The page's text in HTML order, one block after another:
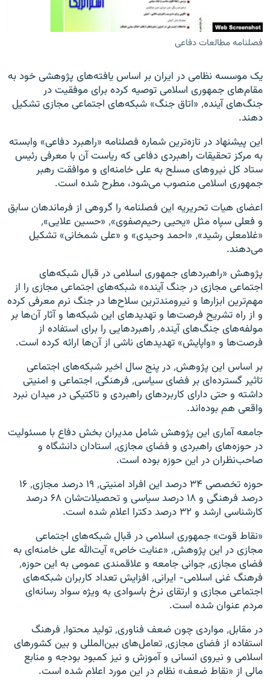
زبان‌های دیگر
فصلنامه مطالعات دفاعی
یک موسسه نظامی در ایران بر اساس یافته‌های پژوهشی خود به
مقام‌های جمهوری اسلامی توصیه کرده برای موفقیت در
جنگ‌های آینده٬ «اتاق جنگ» شبکه‌های اجتماعی مجازی تشکیل
دهند.
این پیشنهاد در تازه‌ترین شماره فصلنامه «راهبرد دفاعی» وابسته
به مرکز تحقیقات راهبردی دفاعی که ریاست آن با معرفی رئیس
ستاد کل نیروهای مسلح به علی خامنه‌ای و موافقت رهبر
جمهوری اسلامی منصوب می‌شود، مطرح شده است.
اعضای هیات تحریریه این فصلنامه را گروهی از فرماندهان سابق
و فعلی سپاه مثل «یحیی رحیم‌‌صفوی»٬ «حسین علایی»٬
«غلامعلی رشید»٬ «احمد وحیدی» و «علی شمخانی» تشکیل
می‌دهند.
پژوهش «راهبردهای جمهوری اسلامی در قبال شبکه‌های
اجتماعی مجازی در جنگ آینده» شبکه‌های اجتماعی مجازی را از
مهم‌ترین ابزارها و نیرومندترین سلاح‌ها در جنگ نرم معرفی کرده
و از راه تشریح فرصت‌ها و تهدیدهای این شبکه‌ها و آثار آن‌ها بر
مولفه‌های جنگ‌های آینده٬ راهبردهایی را برای استفاده از
فرصت‌ها و «واپایش» تهدیدهای ناشی از آن‌ها ارائه کرده است.
بر اساس این پژوهش٬ در پنج سال اخیر شبکه‌های اجتماعی
تاثیر گسترده‌ای بر فضای سیاسی٬ فرهنگی٬ اجتماعی و امنیتی
داشته و حتی دارای کاربردهای راهبردی و تاکتیکی در میدان نبرد
واقعی هم بوده‌اند.
جامعه آماری این پژوهش شامل مدیران بخش دفاع با مسئولیت
در حوزه‌های راهبردی و فضای مجازی٬ استادان دانشگاه و
صاحب‌نظران در این حوزه بوده است.
حوزه تخصصی ۳۴ درصد این افراد امنیتی٬ ۱۹ درصد مجازی٬ ۱۶
درصد فرهنگی و ۱۸ درصد سیاسی و تحصیلات‌شان ۶۸ درصد
کارشناسی ارشد و ۳۲ درصد دکترا اعلام شده است.
«نقاط قوت» جمهوری اسلامی در قبال شبکه‌های اجتماعی
مجازی در این پژوهش٬ «عنایت خاص» آیت‌الله علی خامنه‌ای به
فضای مجازی٬ جوانی جامعه و علاقمندی عمومی به این حوزه٬
فرهنگ غنی اسلامی- ایرانی٬ افزایش تعداد کاربران شبکه‌های
اجتماعی مجازی و ارتقای نرخ باسوادی به ویژه سواد رسانه‌ای
مردم عنوان شده است.
در مقابل٬ مواردی چون ضعف فناوری٬ تولید محتوا٬ فرهنگ
استفاده از فضای مجازی٬ تعامل‌های بین‌المللی و بین کشورهای
اسلامی و نیروی انسانی و آموزش و نیز کمبود بودجه و منابع
مالی از «نقاط ضعف» نظام در این مورد اعلام شده است.